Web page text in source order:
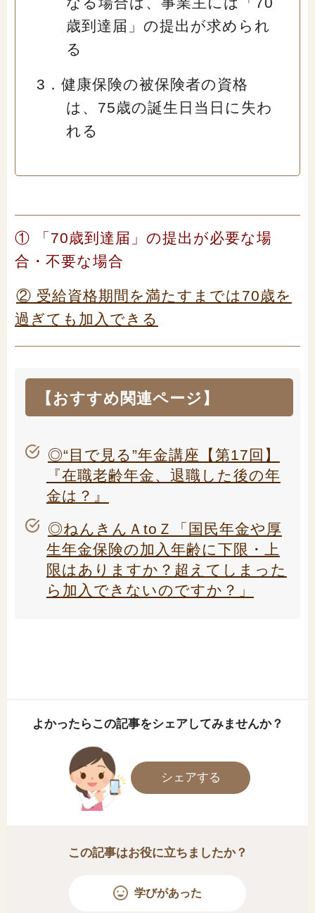
歳到達届」の提出が求められ
る
3．健康保険の被保険者の資格
は、75歳の誕生日当日に失わ
れる
① 「70歳到達届」の提出が必要な場
合・不要な場合
② 受給資格期間を満たすまでは70歳を
過ぎても加入できる
【おすすめ関連ページ】
◎“目で見る”年金講座【第17回】
『在職老齢年金、退職した後の年
金は？』
◎ねんきんＡtoＺ「国民年金や厚
生年金保険の加入年齢に下限・上
限はありますか？超えてしまった
ら加入できないのですか？」
よかったらこの記事をシェアしてみませんか？
シェアする
この記事はお役に立ちましたか？
学びがあった